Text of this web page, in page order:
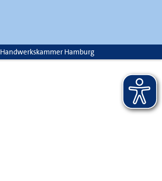
Handwerkskammer Hamburg